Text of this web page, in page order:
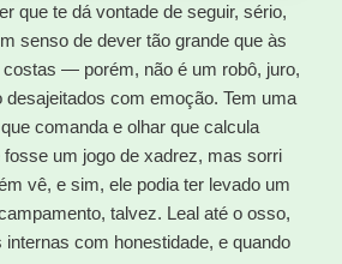
que te dá vontade de seguir, sério,
senso de dever tão grande que às
— porém, não é um robô, juro,
com emoção. Tem uma
comanda e olhar que calcula
um jogo de xadrez, mas sorri
vê, e sim, ele podia ter levado um
talvez. Leal até o osso,
com honestidade, e quando